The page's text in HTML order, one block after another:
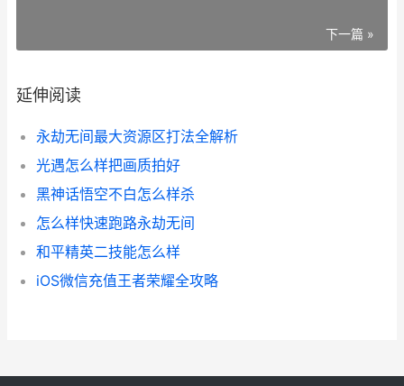
下一篇 »
延伸阅读
永劫无间最大资源区打法全解析
光遇怎么样把画质拍好
黑神话悟空不白怎么样杀
怎么样快速跑路永劫无间
和平精英二技能怎么样
iOS微信充值王者荣耀全攻略